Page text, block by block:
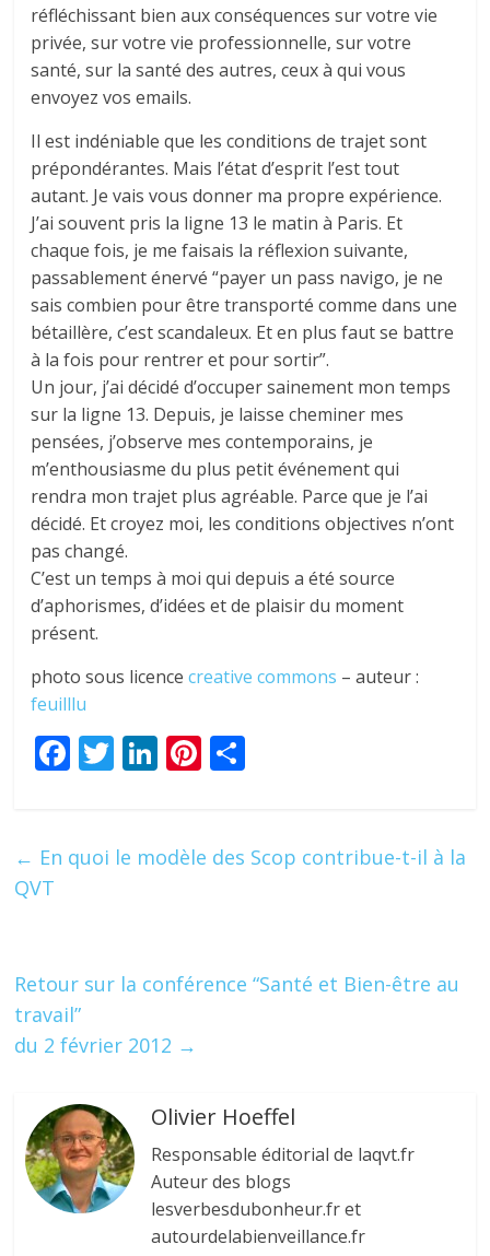
réfléchissant bien aux conséquences sur votre vie
privée, sur votre vie professionnelle, sur votre
santé, sur la santé des autres, ceux à qui vous
envoyez vos emails.
Il est indéniable que les conditions de trajet sont
prépondérantes. Mais l’état d’esprit l’est tout
autant. Je vais vous donner ma propre expérience.
J’ai souvent pris la ligne 13 le matin à Paris. Et
chaque fois, je me faisais la réflexion suivante,
passablement énervé “payer un pass navigo, je ne
sais combien pour être transporté comme dans une
bétaillère, c’est scandaleux. Et en plus faut se battre
à la fois pour rentrer et pour sortir”.
Un jour, j’ai décidé d’occuper sainement mon temps
sur la ligne 13. Depuis, je laisse cheminer mes
pensées, j’observe mes contemporains, je
m’enthousiasme du plus petit événement qui
rendra mon trajet plus agréable. Parce que je l’ai
décidé. Et croyez moi, les conditions objectives n’ont
pas changé.
C’est un temps à moi qui depuis a été source
d’aphorismes, d’idées et de plaisir du moment
présent.
photo sous licencecreative commons – auteur :
feuilllu
F
b
T
er
Li
e
Pi
e g
← En quoi le modèle des Scop contribue-t-il à la
QVT
Retour sur la conférence “Santé et Bien-être au
travail”
du 2 février 2012 →
Olivier Hoeffel
Responsable éditorial de laqvt.fr
Auteur des blogs
lesverbesdubonheur.fr et
autourdelabienveillance.fr